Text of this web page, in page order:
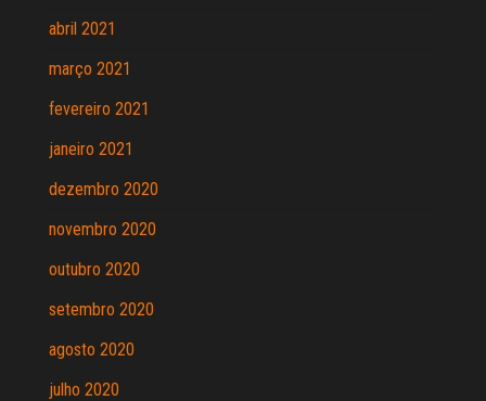
abril 2021
março 2021
fevereiro 2021
janeiro 2021
dezembro 2020
novembro 2020
outubro 2020
setembro 2020
agosto 2020
julho 2020